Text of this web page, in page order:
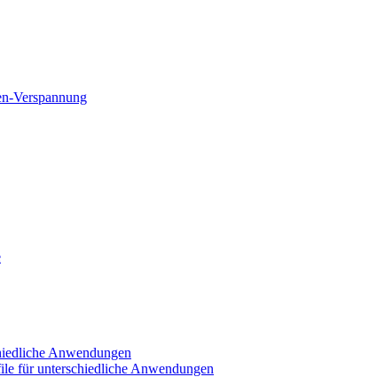
Verspannung
Anwendungen
für unterschiedliche Anwendungen